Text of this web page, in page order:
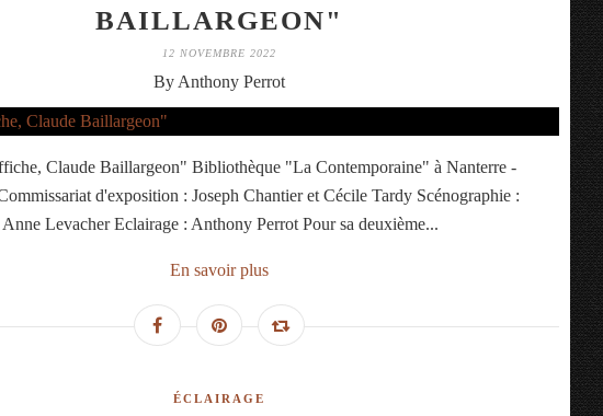
BAILLARGEON"
12 NOVEMBRE 2022
By Anthony Perrot
Claude Baillargeon" Bibliothèque "La Contemporaine" à Nanterre -
d'exposition : Joseph Chantier et Cécile Tardy Scénographie :
Levacher Eclairage : Anthony Perrot Pour sa deuxième...
En savoir plus
ÉCLAIRAGE